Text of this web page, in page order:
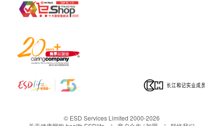
能量消耗: 冷水90W / 热水2500W
尺寸: 180mm(阔) x 514mm(深) x 407mm(高)
原产地: 韩国
如有其他损坏或遗漏查询，顾客必须保留有效收据
正本，并于送货后3个工作天内按下列方式联络 傲
电邮:info@owell.hk
查询热线: 2317 7776
© ESD Services Limited 2000-2026